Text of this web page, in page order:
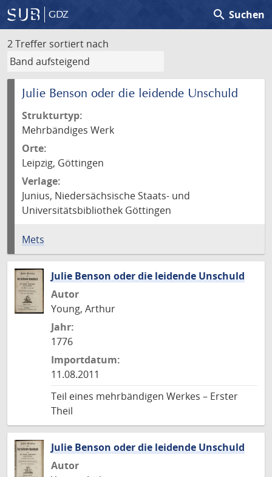
GDZ search Suchen
2 Treffer sortiert nach
Julie Benson oder die leidende Unschuld
Strukturtyp:
Mehrbändiges Werk
Orte:
Leipzig, Göttingen
Verlage:
Junius, Niedersächsische Staats- und
Universitätsbibliothek Göttingen
Mets
Julie Benson oder die leidende Unschuld
Autor
Young, Arthur
Jahr:
1776
Importdatum:
11.08.2011
Teil eines mehrbändigen Werkes – Erster
Theil
Julie Benson oder die leidende Unschuld
Autor